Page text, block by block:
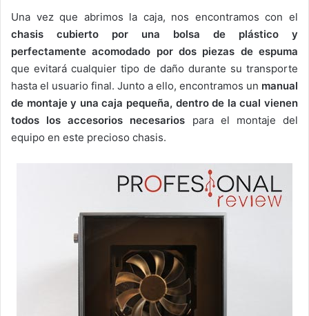
Una vez que abrimos la caja, nos encontramos con el
chasis cubierto por una bolsa de plástico y
perfectamente acomodado por dos piezas de espuma
que evitará cualquier tipo de daño durante su transporte
hasta el usuario final. Junto a ello, encontramos un manual
de montaje y una caja pequeña, dentro de la cual vienen
todos los accesorios necesarios para el montaje del
equipo en este precioso chasis.